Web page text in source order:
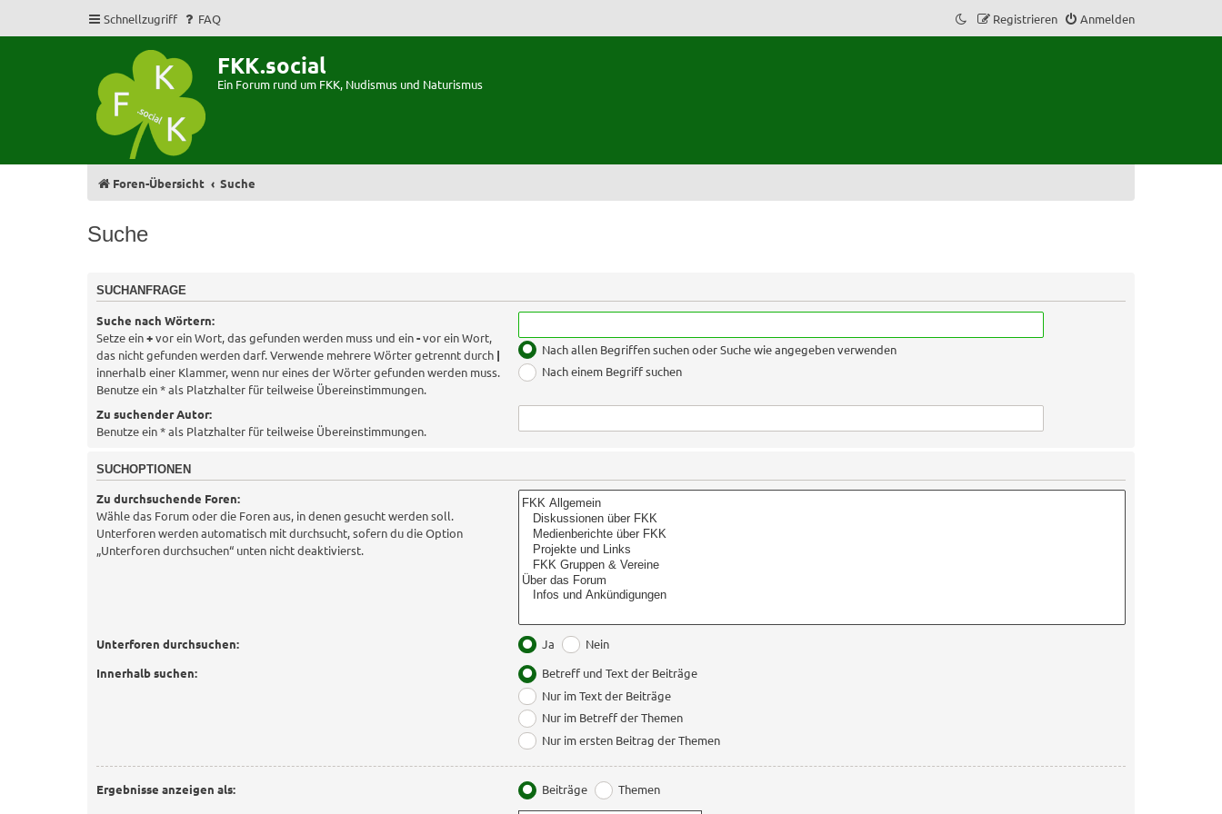
Schnellzugriff FAQ Anmelden
Registrieren
FKK.social
Ein Forum rund um FKK, Nudismus und Naturismus
Foren-Übersicht Suche
Suche
SUCHANFRAGE
Suche nach Wörtern:
Setze ein+vor ein Wort, das gefunden werden muss und ein-vor ein Wort,
das nicht gefunden werden darf. Verwende mehrere Wörter getrennt durch |
innerhalb einer Klammer, wenn nur eines der Wörter gefunden werden muss.
Benutze ein * als Platzhalter für teilweise Übereinstimmungen.
Nach allen Begriffen suchen oder Suche wie angegeben verwenden
Nach einem Begriff suchen
Zu suchender Autor:
Benutze ein * als Platzhalter für teilweise Übereinstimmungen.
SUCHOPTIONEN
Zu durchsuchende Foren:
Wähle das Forum oder die Foren aus, in denen gesucht werden soll.
Unterforen werden automatisch mit durchsucht, sofern du die Option
„Unterforen durchsuchen“ unten nicht deaktivierst.
Unterforen durchsuchen: Ja
Nein
Innerhalb suchen:
Betreff und Text der Beiträge
Nur im Text der Beiträge
Nur im Betreff der Themen
Nur im ersten Beitrag der Themen
Ergebnisse anzeigen als: Beiträge
Themen